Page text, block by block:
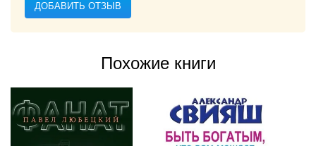
ДОБАВИТЬ ОТЗЫВ
Похожие книги